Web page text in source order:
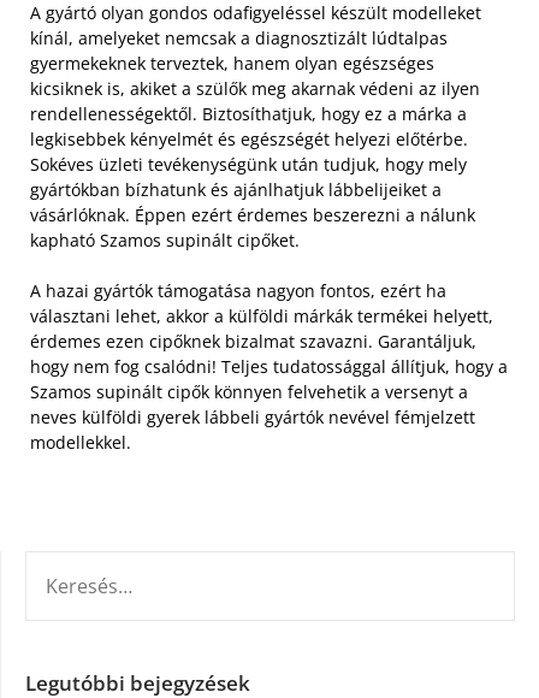
A gyártó olyan gondos odafigyeléssel készült modelleket
kínál, amelyeket nemcsak a diagnosztizált lúdtalpas
gyermekeknek terveztek, hanem olyan egészséges
kicsiknek is, akiket a szülők meg akarnak védeni az ilyen
rendellenességektől. Biztosíthatjuk, hogy ez a márka a
legkisebbek kényelmét és egészségét helyezi előtérbe.
Sokéves üzleti tevékenységünk után tudjuk, hogy mely
gyártókban bízhatunk és ajánlhatjuk lábbelijeiket a
vásárlóknak. Éppen ezért érdemes beszerezni a nálunk
kapható Szamos supinált cipőket.
A hazai gyártók támogatása nagyon fontos, ezért ha
választani lehet, akkor a külföldi márkák termékei helyett,
érdemes ezen cipőknek bizalmat szavazni. Garantáljuk,
hogy nem fog csalódni! Teljes tudatossággal állítjuk, hogy a
Szamos supinált cipők könnyen felvehetik a versenyt a
neves külföldi gyerek lábbeli gyártók nevével fémjelzett
modellekkel.
Legutóbbi bejegyzések